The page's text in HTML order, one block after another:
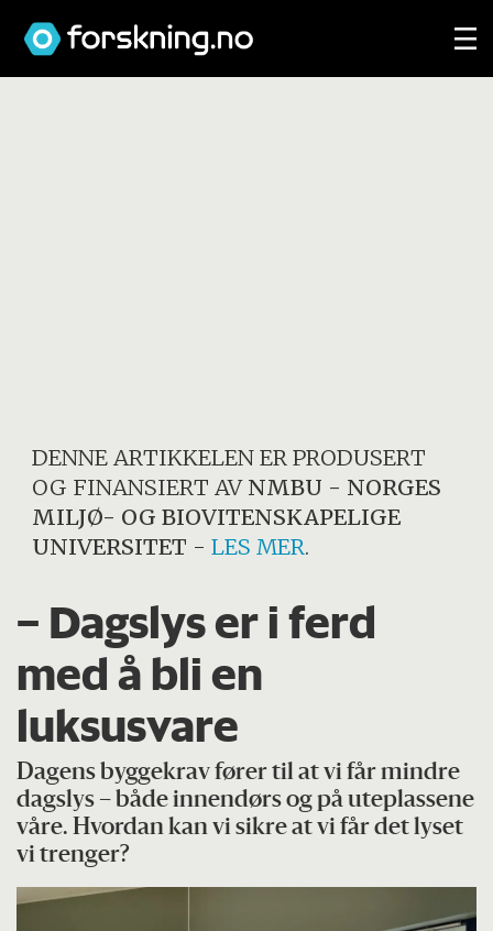
DENNE ARTIKKELEN ER PRODUSERT
OG FINANSIERT AV NMBU - NORGES
MILJØ- OG BIOVITENSKAPELIGE
UNIVERSITET -LES MER.
– Dagslys er i ferd
med å bli en
luksusvare
Dagens byggekrav fører til at vi får mindre
dagslys – både innendørs og på uteplassene
våre. Hvordan kan vi sikre at vi får det lyset
vi trenger?